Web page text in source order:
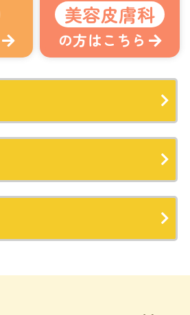
美容皮膚科
の方はこちら